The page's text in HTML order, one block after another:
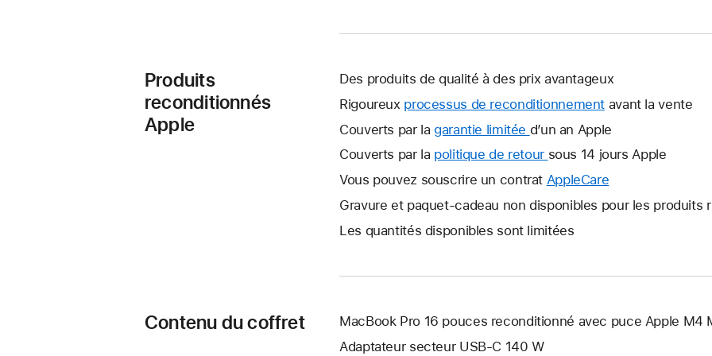
Produits
reconditionnés
Apple
Des produits de qualité à des prix avantageux
Rigoureux processus de reconditionnement avant la vente
Couverts par la garantie limitée Une
nouvelle
s’ouvre.
d’un an Apple
Couverts par la politique de retour Une
nouvelle
s’ouvre.
sous 14 jours Apple
Vous pouvez souscrire un contrat AppleCare
nouvelle
Gravure et paquet-cadeau non disponibles pour les produits
Les quantités disponibles sont limitées
Contenu du coffret
MacBook Pro 16 pouces reconditionné avec puce Apple M4
Adaptateur secteur USB-C 140 W